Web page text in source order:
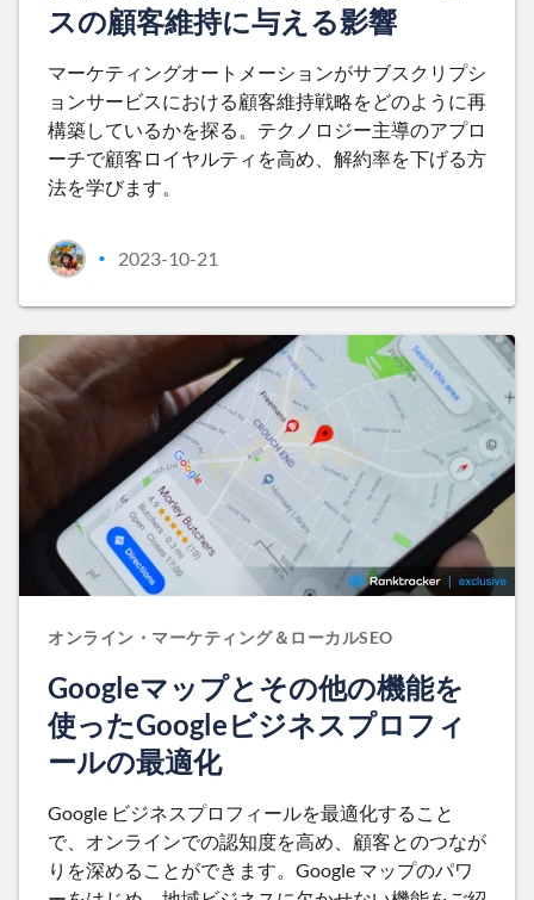
スの顧客維持に与える影響
マーケティングオートメーションがサブスクリプシ
ョンサービスにおける顧客維持戦略をどのように再
構築しているかを探る。テクノロジー主導のアプロ
ーチで顧客ロイヤルティを高め、解約率を下げる方
法を学びます。
• 2023-10-21
オンライン・マーケティング＆ローカルSEO
Googleマップとその他の機能を
使ったGoogleビジネスプロフィ
ールの最適化
Google ビジネスプロフィールを最適化すること
で、オンラインでの認知度を高め、顧客とのつなが
りを深めることができます。Google マップのパワ